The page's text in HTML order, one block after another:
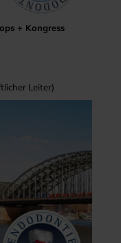
+ Kongress
Leiter)